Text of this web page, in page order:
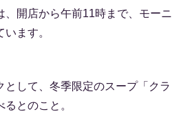
、開店から午前11時まで、モーニ
ます。
として、冬季限定のスープ「クラ
とのこと。